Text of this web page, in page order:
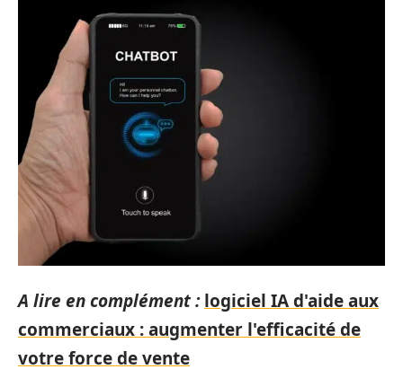
A lire en complément : logiciel IA d'aide aux
commerciaux : augmenter l'efficacité de
votre force de vente